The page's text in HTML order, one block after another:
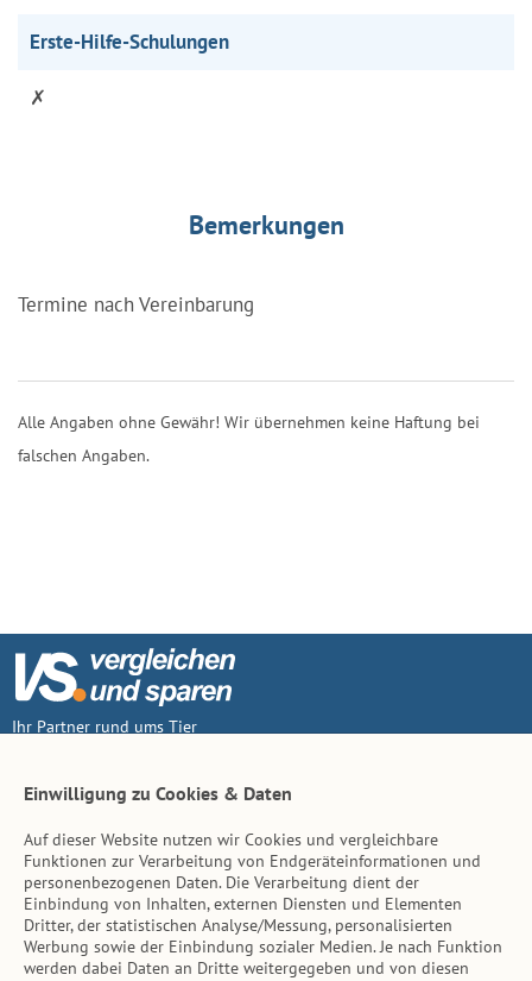
Erste-Hilfe-Schulungen
✗
Bemerkungen
Termine nach Vereinbarung
Alle Angaben ohne Gewähr! Wir übernehmen keine Haftung bei
falschen Angaben.
Ihr Partner rund ums Tier
Inhalt
Tierarzt-Suche
Hinweise
Einwilligung zu Cookies & Daten
Auf dieser Website nutzen wir Cookies und vergleichbare
Funktionen zur Verarbeitung von Endgeräteinformationen und
personenbezogenen Daten. Die Verarbeitung dient der
Einbindung von Inhalten, externen Diensten und Elementen
Dritter, der statistischen Analyse/Messung, personalisierten
Werbung sowie der Einbindung sozialer Medien. Je nach Funktion
werden dabei Daten an Dritte weitergegeben und von diesen